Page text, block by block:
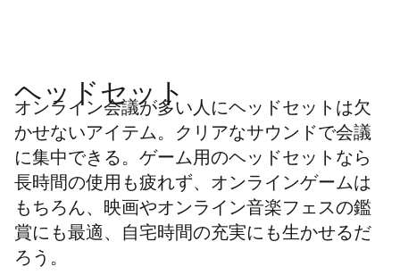
ヘッドセット
オンライン会議が多い人にヘッドセットは欠
かせないアイテム。クリアなサウンドで会議
に集中できる。ゲーム用のヘッドセットなら
長時間の使用も疲れず、オンラインゲームは
もちろん、 映画やオンライン音楽フェスの鑑
賞にも最適、自宅時間の充実にも生かせるだ
ろう。